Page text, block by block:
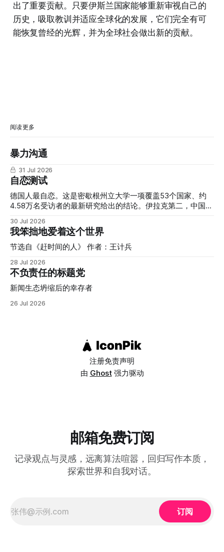
出了重要贡献。只要伊斯兰国家能够重新审视自己的
历史，吸取教训并适应全球化的发展，它们完全有可
能恢复曾经的光辉，并为全球社会做出新的贡献。
阅读更多
暴力沟通
31 Jul 2026
自恋测试
德国人最自恋。这是密歇根州立大学一项覆盖53个国家、约
4.58万名受访者的最新研究给出的结论。伊拉克第二，中国第
表"的美国，只排在第16位。 我们习惯把"自恋"和美式个人主
义、社交媒体文化、真人秀明星联系在一起，但这份研究提醒
我们：这种联想本身，可能就是一种文化偏见的产物。 自恋
碍时，就已经是一种值得关注的心理问题。它的核心特征是过
度的自我夸大、强烈渴望他人赞美，以及缺乏同理心。而在表
面的优越感背后，往往隐藏着脆弱和对自我价值的不确定。
自恋的个体，但数据显示恰恰相反：塞内加尔、孟加拉、摩洛
体主义这个维度的分类上，
30 Jul 2026
我笨拙地爱着这个世界
节选自《赶时间的人》 作者：王计兵
28 Jul 2026
不负责任的标题党
新闻生态坍缩后的幸存者
26 Jul 2026
注册免责声明
由 Ghost强力驱动
邮箱免费订阅
记录观点与灵感，远离算法喧嚣，回归写作本质，
探索世界和自我对话。
订阅